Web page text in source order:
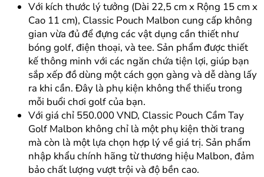
Với kích thước lý tưởng (Dài 22,5 cm x Rộng 15 cm x
Cao 11 cm), Classic Pouch Malbon cung cấp không
gian vừa đủ để đựng các vật dụng cần thiết như
bóng golf, điện thoại, và tee. Sản phẩm được thiết
kế thông minh với các ngăn chứa tiện lợi, giúp bạn
sắp xếp đồ dùng một cách gọn gàng và dễ dàng lấy
ra khi cần. Đây là phụ kiện không thể thiếu trong
mỗi buổi chơi golf của bạn.
Với giá chỉ 550.000 VND, Classic Pouch Cầm Tay
Golf Malbon không chỉ là một phụ kiện thời trang
mà còn là một lựa chọn hợp lý về giá trị. Sản phẩm
nhập khẩu chính hãng từ thương hiệu Malbon, đảm
bảo chất lượng vượt trội và độ bền cao.